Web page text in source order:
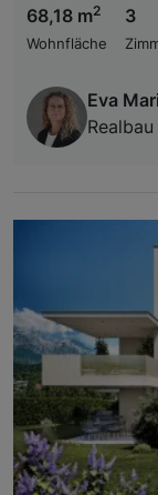
68,18 m2
Wohnfläche
3
Eva